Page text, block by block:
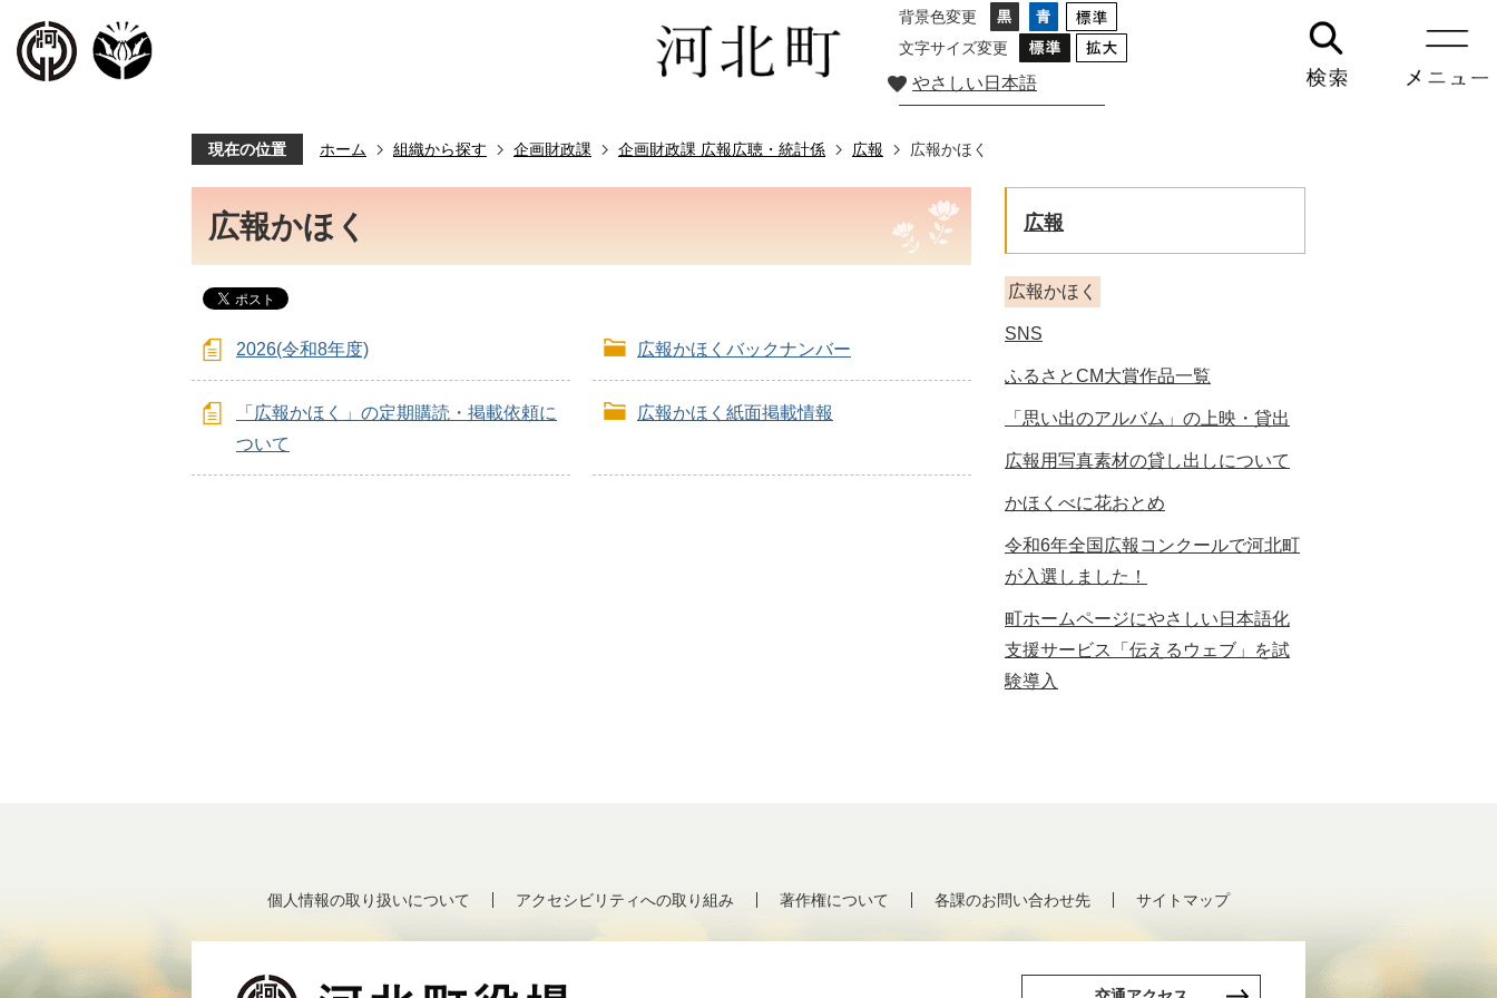
背景色変更
文字サイズ変更
やさしい日本語
現在の位置 ホーム 組織から探す 企画財政課 企画財政課 広報広聴・統計係 広報 広報かほく
広報かほく
2026(令和8年度) 広報かほくバックナンバー
「広報かほく」の定期購読・掲載依頼に
ついて
広報かほく紙面掲載情報
広報
広報かほく
SNS
ふるさとCM大賞作品一覧
「思い出のアルバム」の上映・貸出
広報用写真素材の貸し出しについて
かほくべに花おとめ
令和6年全国広報コンクールで河北町
が入選しました！
町ホームページにやさしい日本語化
支援サービス「伝えるウェブ」を試
験導入
個人情報の取り扱いについて アクセシビリティへの取り組み 著作権について 各課のお問い合わせ先 サイトマップ